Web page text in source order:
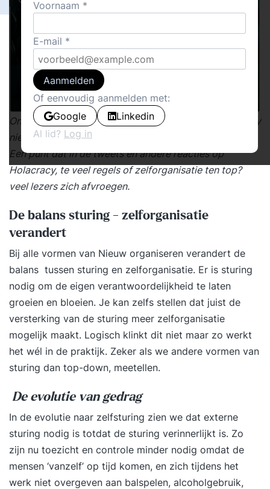
Ondermijnen alle regels en handleidingen van Holacracy
niet de zelfsturing en de eigen verantwoordelijkheid?
Een punt dat in de tweets en andere reactiesop
Holacracy, te veel regels of zelforganisatie ten top?
veel lezers zich afvroegen.
De balans sturing - zelforganisatie
verandert
Bij alle vormen van Nieuw organiseren verandert de
balans tussen sturing en zelforganisatie. Er is sturing
nodig om de eigen verantwoordelijkheid te laten
groeien en bloeien. Je kan zelfs stellen dat juist de
versterking van de sturing meer zelforganisatie
mogelijk maakt. Logisch klinkt dit niet maar zo werkt
het wél in de praktijk. Zeker als we andere vormen van
sturing dan top-down, meetellen.
De evolutie van gedrag
In de evolutie naar zelfsturing zien we dat externe
sturing nodig is totdat de sturing verinnerlijkt is. Zo
zijn nu toezicht en controle minder nodig omdat de
mensen ‘vanzelf’ op tijd komen, en zich tijdens het
werk niet overgeven aan balspelen, alcoholgebruik,
Voornaam
E-mail
Aanmelden
Of eenvoudig aanmelden met:
Google
Linkedin
Al lid? Log in